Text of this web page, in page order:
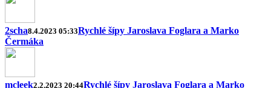
2scha8.4.2023 05:33Rychlé šípy Jaroslava Foglara a Marko
Čermáka
mcleek2.2.2023 20:44Rychlé šípy Jaroslava Foglara a Marko